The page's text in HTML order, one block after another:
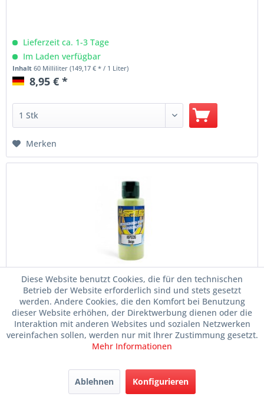
Lieferzeit ca. 1-3 Tage
Im Laden verfügbar
Inhalt60 Milliliter(149,17 € * / 1 Liter)
8,95 € *
Merken
Lexan Airbrush Farbe 60 ml Beige
Artikelnr. 055-HSPS226
Im Laden verfügbar
Diese Website benutzt Cookies, die für den technischen
Betrieb der Website erforderlich sind und stets gesetzt
werden. Andere Cookies, die den Komfort bei Benutzung
dieser Website erhöhen, der Direktwerbung dienen oder die
Interaktion mit anderen Websites und sozialen Netzwerken
vereinfachen sollen, werden nur mit Ihrer Zustimmung gesetzt.
Mehr Informationen
Ablehnen Konfigurieren